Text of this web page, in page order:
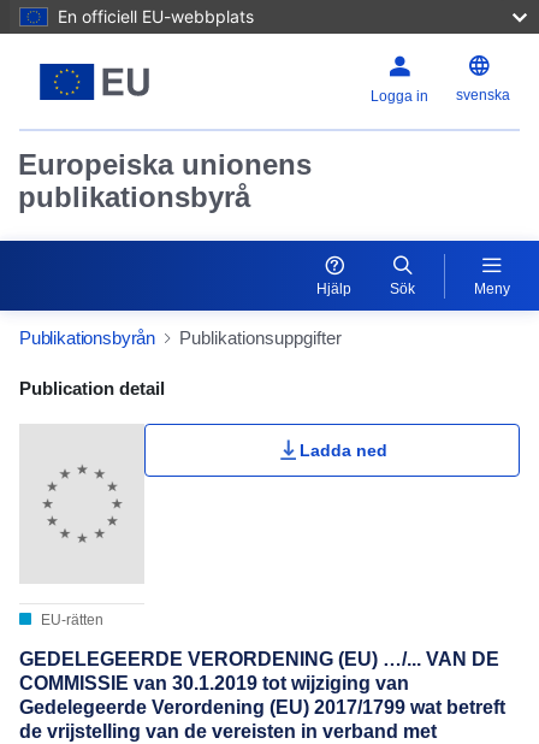
En officiell EU-webbplats
Logga in svenska
Europeiska unionens
publikationsbyrå
Hjälp Sök Meny
Publikationsbyrån Publikationsuppgifter
Publication Detail Actions Portlet
Publication detail
EU-rätten
Ladda ned
GEDELEGEERDE VERORDENING (EU) …/... VAN DE
COMMISSIE van 30.1.2019 tot wijziging van
Gedelegeerde Verordening (EU) 2017/1799 wat betreft
de vrijstelling van de vereisten in verband met